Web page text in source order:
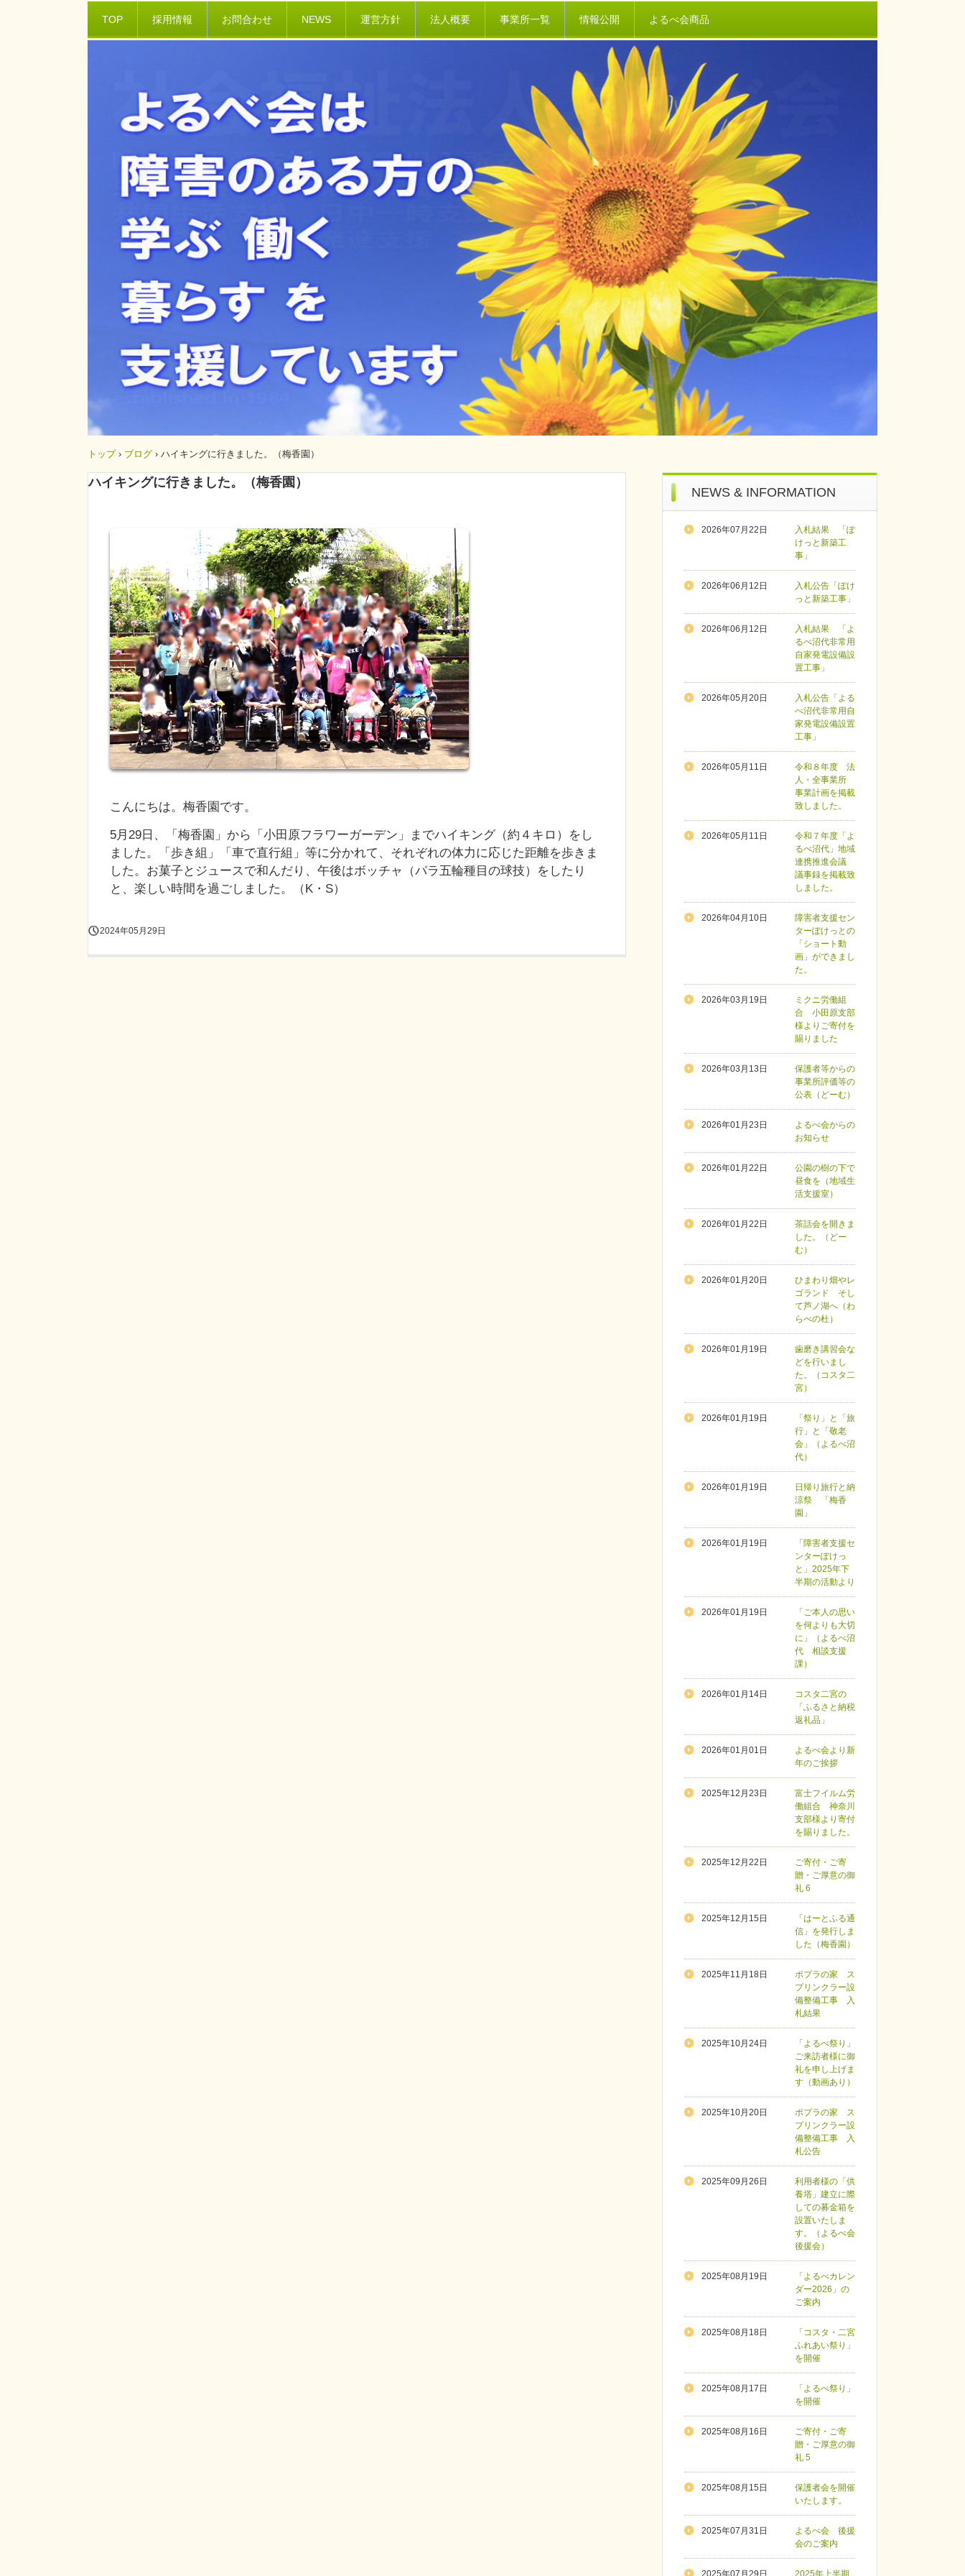
TOP 採用情報 お問合わせ NEWS 運営方針 法人概要 事業所一覧 情報公開 よるべ会商品
トップ › ブログ › ハイキングに行きました。（梅香園）
ハイキングに行きました。（梅香園）
こんにちは。梅香園です。
5月29日、「梅香園」から「小田原フラワーガーデン」までハイキング（約４キロ）をし
ました。「歩き組」「車で直行組」等に分かれて、それぞれの体力に応じた距離を歩きま
した。お菓子とジュースで和んだり、午後はボッチャ（パラ五輪種目の球技）をしたり
と、楽しい時間を過ごしました。（K・S）
2024年05月29日
NEWS & INFORMATION
2026年07月22日
入札結果 「ぽ
けっと新築工
事」
2026年06月12日
入札公告「ぽけ
っと新築工事」
2026年06月12日
入札結果 「よ
るべ沼代非常用
自家発電設備設
置工事」
2026年05月20日
入札公告「よる
べ沼代非常用自
家発電設備設置
工事」
2026年05月11日
令和８年度 法
人・全事業所
事業計画を掲載
致しました。
2026年05月11日
令和７年度「よ
るべ沼代」地域
連携推進会議
議事録を掲載致
しました。
2026年04月10日
障害者支援セン
ターぽけっとの
「ショート動
画」ができまし
た。
2026年03月19日
ミクニ労働組
合 小田原支部
様よりご寄付を
賜りました
2026年03月13日
保護者等からの
事業所評価等の
公表（どーむ）
2026年01月23日
よるべ会からの
お知らせ
2026年01月22日
公園の樹の下で
昼食を（地域生
活支援室）
2026年01月22日
茶話会を開きま
した。（どー
む）
2026年01月20日
ひまわり畑やレ
ゴランド そし
て芦ノ湖へ（わ
らべの杜）
2026年01月19日
歯磨き講習会な
どを行いまし
た。（コスタ二
宮）
2026年01月19日
「祭り」と「旅
行」と「敬老
会」（よるべ沼
代）
2026年01月19日
日帰り旅行と納
涼祭 「梅香
園」
2026年01月19日
「障害者支援セ
ンターぽけっ
と」2025年下
半期の活動より
2026年01月19日
「ご本人の思い
を何よりも大切
に」（よるべ沼
代 相談支援
課）
2026年01月14日
コスタ二宮の
「ふるさと納税
返礼品」
2026年01月01日
よるべ会より新
年のご挨拶
2025年12月23日
富士フイルム労
働組合 神奈川
支部様より寄付
を賜りました。
2025年12月22日
ご寄付・ご寄
贈・ご厚意の御
礼 6
2025年12月15日
「はーとふる通
信」を発行しま
した（梅香園）
2025年11月18日
ポプラの家 ス
プリンクラー設
備整備工事 入
札結果
2025年10月24日
「よるべ祭り」
ご来訪者様に御
礼を申し上げま
す（動画あり）
2025年10月20日
ポプラの家 ス
プリンクラー設
備整備工事 入
札公告
2025年09月26日
利用者様の「供
養塔」建立に際
しての募金箱を
設置いたしま
す。（よるべ会
後援会）
2025年08月19日
「よるべカレン
ダー2026」の
ご案内
2025年08月18日
「コスタ・二宮
ふれあい祭り」
を開催
2025年08月17日
「よるべ祭り」
を開催
2025年08月16日
ご寄付・ご寄
贈・ご厚意の御
礼 5
2025年08月15日
保護者会を開催
いたします。
2025年07月31日
よるべ会 後援
会のご案内
2025年07月29日 2025年上半期